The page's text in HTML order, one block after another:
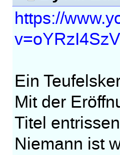
https://
Ein
Mit der
Titel
Niemann ist